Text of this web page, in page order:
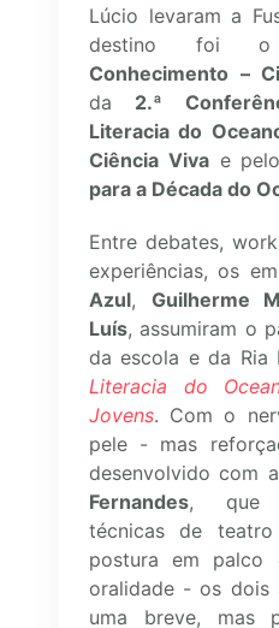
Lúcio levaram a
destino foi
Conhecimento –
da 2.ª
Literacia do
Ciência Vivae
para a Década do
Entre debates,
experiências, os
Azul, Guilherme
Luís, assumiram o
da escola e da Ria
Literacia do
Jovens. Com o
pele - mas
desenvolvido com
Fernandes, que
técnicas de
postura em palco
oralidade - os dois
uma breve, mas